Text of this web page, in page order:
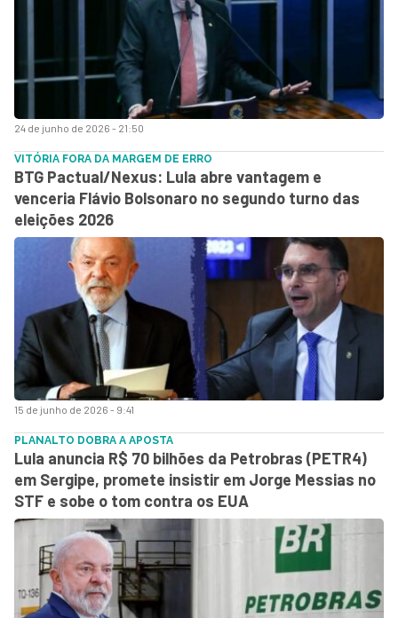
24 de junho de 2026 - 21:50
15 de junho de 2026 - 9:41
VITÓRIA FORA DA MARGEM DE ERRO
BTG Pactual/Nexus: Lula abre vantagem e
venceria Flávio Bolsonaro no segundo turno das
eleições 2026
PLANALTO DOBRA A APOSTA
Lula anuncia R$ 70 bilhões da Petrobras (PETR4)
em Sergipe, promete insistir em Jorge Messias no
STF e sobe o tom contra os EUA